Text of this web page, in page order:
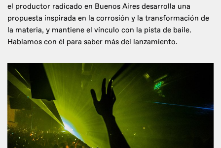
el productor radicado en Buenos Aires desarrolla una
propuesta inspirada en la corrosión y la transformación de
la materia, y mantiene el vínculo con la pista de baile.
Hablamos con él para saber más del lanzamiento.